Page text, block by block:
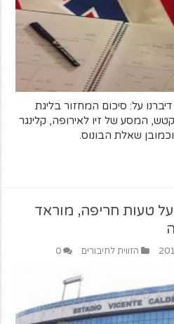
הזווית פרק #34 - דיברנו על: סיכום המחזור בליגת
המסע של זיו לאירופה, קלינגר
וכמובן שאלת הבונוס.
טעות חריפה, מוראד
הזווית לחיבורים 0